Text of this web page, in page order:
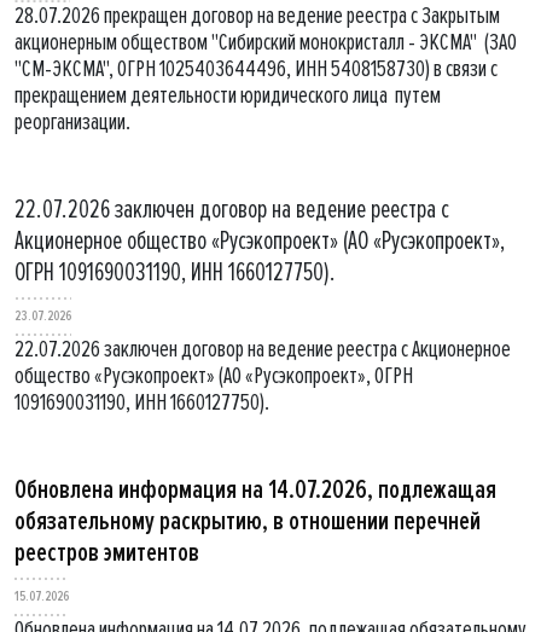
28.07.2026 прекращен договор на ведение реестра с Закрытым
акционерным обществом "Сибирский монокристалл - ЭКСМА" (ЗАО
"СМ-ЭКСМА", ОГРН 1025403644496, ИНН 5408158730) в связи с
прекращением деятельности юридического лица путем
реорганизации.
22.07.2026 заключен договор на ведение реестра с
Акционерное общество «Русэкопроект» (АО «Русэкопроект»,
ОГРН 1091690031190, ИНН 1660127750).
23.07.2026
22.07.2026 заключен договор на ведение реестра с Акционерное
общество «Русэкопроект» (АО «Русэкопроект», ОГРН
1091690031190, ИНН 1660127750).
Обновлена информация на 14.07.2026, подлежащая
обязательному раскрытию, в отношении перечней
реестров эмитентов
15.07.2026